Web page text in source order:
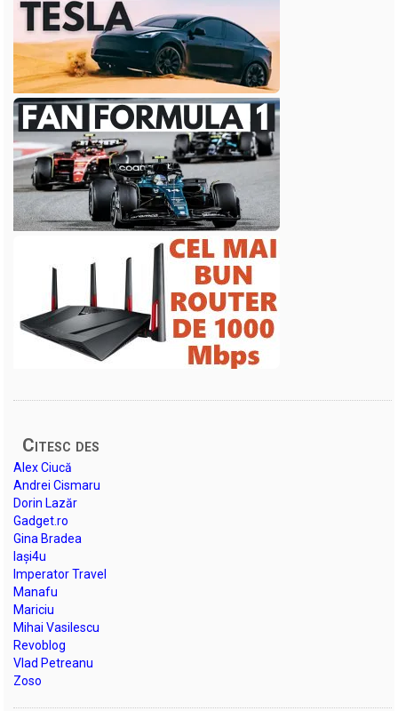
Citesc des
Alex Ciucă
Andrei Cismaru
Dorin Lazăr
Gadget.ro
Gina Bradea
Iași4u
Imperator Travel
Manafu
Mariciu
Mihai Vasilescu
Revoblog
Vlad Petreanu
Zoso